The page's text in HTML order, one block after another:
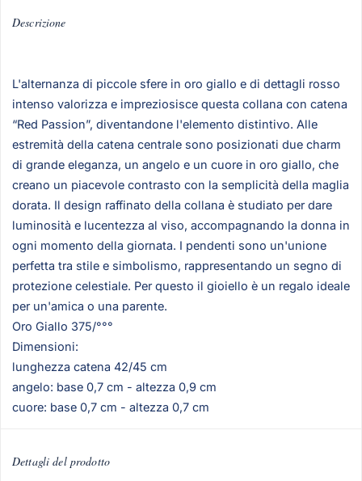
Descrizione
L'alternanza di piccole sfere in oro giallo e di dettagli rosso
intenso valorizza e impreziosisce questa collana con catena
“Red Passion”, diventandone l'elemento distintivo. Alle
estremità della catena centrale sono posizionati due charm
di grande eleganza, un angelo e un cuore in oro giallo, che
creano un piacevole contrasto con la semplicità della maglia
dorata. Il design raffinato della collana è studiato per dare
luminosità e lucentezza al viso, accompagnando la donna in
ogni momento della giornata. I pendenti sono un'unione
perfetta tra stile e simbolismo, rappresentando un segno di
protezione celestiale. Per questo il gioiello è un regalo ideale
per un'amica o una parente.
Oro Giallo 375/°°°
Dimensioni:
lunghezza catena 42/45 cm
angelo: base 0,7 cm - altezza 0,9 cm
cuore: base 0,7 cm - altezza 0,7 cm
Dettagli del prodotto